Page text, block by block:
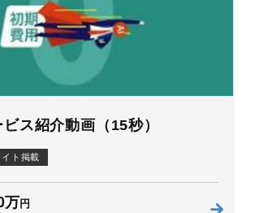
ス紹介動画（15秒）
イト掲載
万円